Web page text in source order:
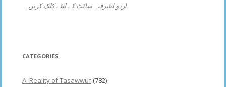
اردو اشرفیہ سائٹ کے لیئے کلک کریں۔
CATEGORIES
A. Reality of Tasawwuf(782)